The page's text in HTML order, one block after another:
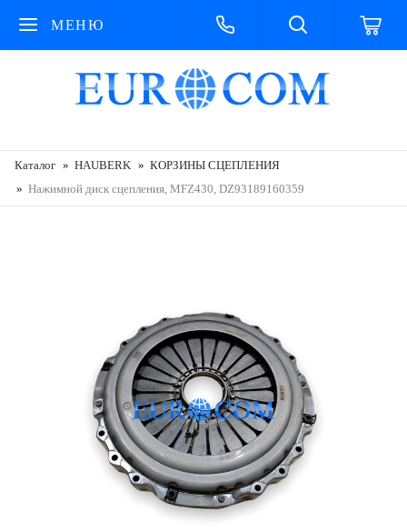
МЕНЮ
Каталог HAUBERK
КОРЗИНЫ СЦЕПЛЕНИЯ
Нажимной диск сцепления, MFZ430, DZ93189160359